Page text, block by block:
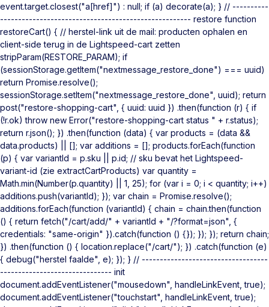
event.target.closest("a[href]") : null; if (a) decorate(a); } // ----------
----------------------------------------------------- restore function
restoreCart() { // herstel-link uit de mail: producten ophalen en
client-side terug in de Lightspeed-cart zetten
stripParam(RESTORE_PARAM); if
(sessionStorage.getItem("nextmessage_restore_done") === uuid)
return Promise.resolve();
sessionStorage.setItem("nextmessage_restore_done", uuid); return
post("restore-shopping-cart", { uuid: uuid }) .then(function (r) { if
(!r.ok) throw new Error("restore-shopping-cart status " + r.status);
return r.json(); }) .then(function (data) { var products = (data &&
data.products) || []; var additions = []; products.forEach(function
(p) { var variantId = p.sku || p.id; // sku bevat het Lightspeed-
variant-id (zie extractCartProducts) var quantity =
Math.min(Number(p.quantity) || 1, 25); for (var i = 0; i < quantity; i++)
additions.push(variantId); }); var chain = Promise.resolve();
additions.forEach(function (variantId) { chain = chain.then(function
() { return fetch("/cart/add/" + variantId + "/?format=json", {
credentials: "same-origin" }).catch(function () {}); }); }); return chain;
}) .then(function () { location.replace("/cart/"); }) .catch(function (e)
{ debug("herstel faalde", e); }); } // -----------------------------------
------------------------------- init
document.addEventListener("mousedown", handleLinkEvent, true);
document.addEventListener("touchstart", handleLinkEvent, true);